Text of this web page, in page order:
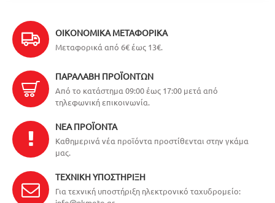
ΟΙΚΟΝΟΜΙΚΆ ΜΕΤΑΦΟΡΙΚΆ
Μεταφορικά από 6€ έως 13€.
ΠΑΡΑΛΑΒΉ ΠΡΟΪΌΝΤΩΝ
Από το κατάστημα 09:00 έως 17:00 μετά από
τηλεφωνική επικοινωνία.
ΝΈΑ ΠΡΟΪΌΝΤΑ
Καθημερινά νέα προϊόντα προστίθενται στην γκάμα
μας.
ΤΕΧΝΙΚΉ ΥΠΟΣΤΉΡΙΞΗ
Για τεχνική υποστήριξη ηλεκτρονικό ταχυδρομείο: